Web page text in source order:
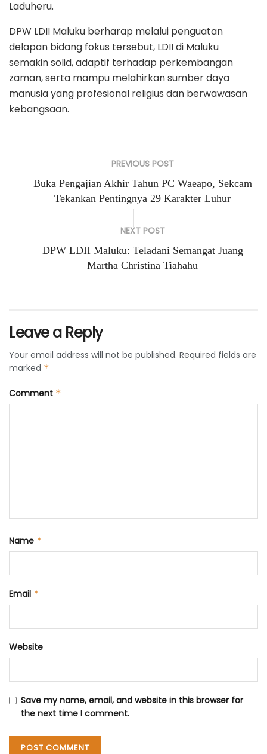
Laduheru.
DPW LDII Maluku berharap melalui penguatan
delapan bidang fokus tersebut, LDII di Maluku
semakin solid, adaptif terhadap perkembangan
zaman, serta mampu melahirkan sumber daya
manusia yang profesional religius dan berwawasan
kebangsaan.
PREVIOUS POST
Buka Pengajian Akhir Tahun PC Waeapo, Sekcam
Tekankan Pentingnya 29 Karakter Luhur
NEXT POST
DPW LDII Maluku: Teladani Semangat Juang
Martha Christina Tiahahu
Leave a Reply
Your email address will not be published. Required fields are
marked *
Comment *
Name *
Email *
Website
Save my name, email, and website in this browser for
the next time I comment.